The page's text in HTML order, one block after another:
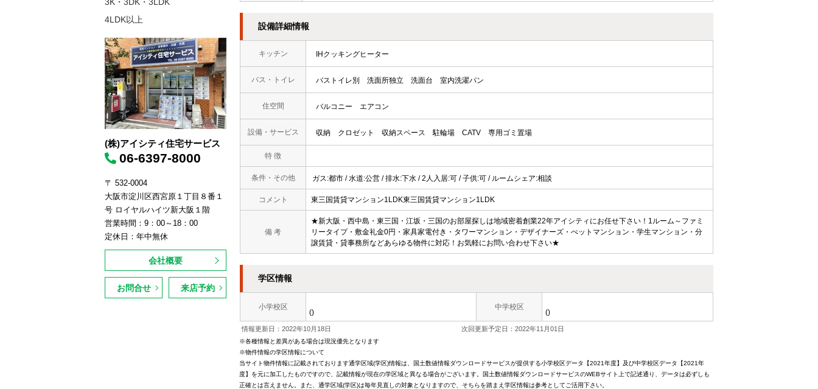
設備詳細情報
キッチン IHクッキングヒーター
バス・トイレ バストイレ別 洗面所独立 洗面台 室内洗濯パン
住空間 バルコニー エアコン
設備・サービス 収納 クロゼット 収納スペース 駐輪場 CATV 専用ゴミ置場
特 徴
条件・その他 ガス:都市 / 水道:公営 / 排水:下水 / 2人入居:可 / 子供:可 / ルームシェア:相談
コメント 東三国賃貸マンション1LDK東三国賃貸マンション1LDK
備 考
★新大阪・西中島・東三国・江坂・三国のお部屋探しは地域密着創業22年アイシティにお任せ下さい！1ルーム～ファミ
リータイプ・敷金礼金0円・家具家電付き・タワーマンション・デザイナーズ・ぺットマンション・学生マンション・分
譲賃貸・貸事務所などあらゆる物件に対応！お気軽にお問い合わせ下さい★
学区情報
小学校区
()
中学校区
()
情報更新日：2022年10月18日 次回更新予定日：2022年11月01日
※各種情報と差異がある場合は現況優先となります
※物件情報の学区情報について
当サイト物件情報に記載されております通学区域(学区)情報は、国土数値情報ダウンロードサービスが提供する小学校区データ【2021年度】及び中学校区データ【2021年
度】を元に加工したものですので、記載情報が現在の学区域と異なる場合がございます。国土数値情報ダウンロードサービスのWEBサイト上で記述通り、データは必ずしも
正確とは言えません。また、通学区域(学区)は毎年見直しの対象となりますので、そちらを踏まえ学区情報は参考としてご活用下さい。
4LDK以上
(株)アイシティ住宅サービス
06-6397-8000
〒 532-0004
大阪市淀川区西宮原１丁目８番１
号 ロイヤルハイツ新大阪１階
営業時間：9：00～18：00
定休日：年中無休
会社概要
お問合せ 来店予約